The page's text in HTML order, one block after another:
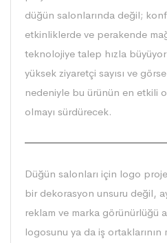
düğün salonlarında değil;
etkinliklerde ve perakende
teknolojiye talep hızla
yüksek ziyaretçi sayısı ve
nedeniyle bu ürünün en etkili
olmayı sürdürecek.
Düğün salonları için logo
bir dekorasyon unsuru değil,
reklam ve marka görünürlüğü
logosunu ya da iş ortaklarının